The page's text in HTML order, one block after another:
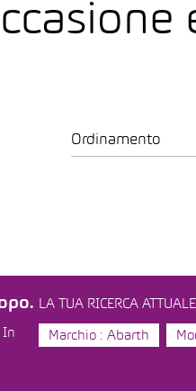
Ordinamento
In
LA TUA RICERCA
Marchio : Abarth